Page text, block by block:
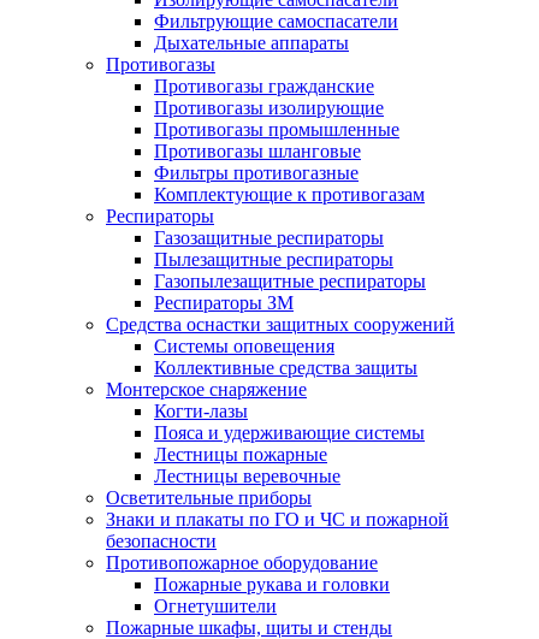
Фильтрующие самоспасатели
Дыхательные аппараты
Противогазы
Противогазы гражданские
Противогазы изолирующие
Противогазы промышленные
Противогазы шланговые
Фильтры противогазные
Комплектующие к противогазам
Респираторы
Газозащитные респираторы
Пылезащитные респираторы
Газопылезащитные респираторы
Респираторы ЗМ
Средства оснастки защитных сооружений
Системы оповещения
Коллективные средства защиты
Монтерское снаряжение
Когти-лазы
Пояса и удерживающие системы
Лестницы пожарные
Лестницы веревочные
Осветительные приборы
Знаки и плакаты по ГО и ЧС и пожарной
безопасности
Противопожарное оборудование
Пожарные рукава и головки
Огнетушители
Пожарные шкафы, щиты и стенды